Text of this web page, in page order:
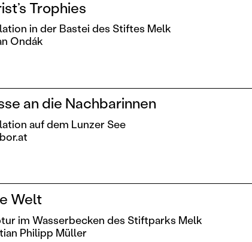
Trophies
in der Bastei des Stiftes Melk
Ondák
an die Nachbarinnen
auf dem Lunzer See
Welt
im Wasserbecken des Stiftparks Melk
Philipp Müller